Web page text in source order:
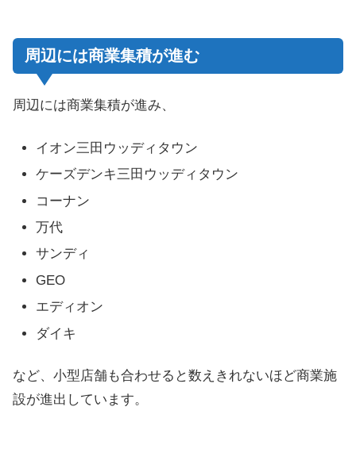
周辺には商業集積が進む
周辺には商業集積が進み、
イオン三田ウッディタウン
ケーズデンキ三田ウッディタウン
コーナン
万代
サンディ
GEO
エディオン
ダイキ
など、小型店舗も合わせると数えきれないほど商業施
設が進出しています。